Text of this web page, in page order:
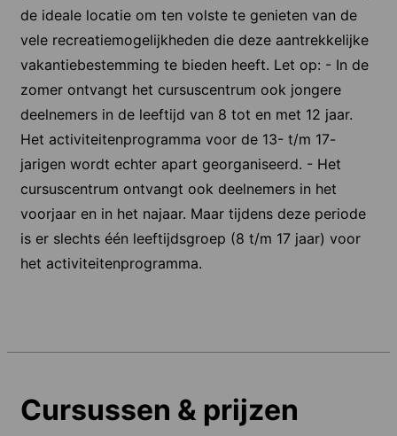
de ideale locatie om ten volste te genieten van de
vele recreatiemogelijkheden die deze aantrekkelijke
vakantiebestemming te bieden heeft. Let op: - In de
zomer ontvangt het cursuscentrum ook jongere
deelnemers in de leeftijd van 8 tot en met 12 jaar.
Het activiteitenprogramma voor de 13- t/m 17-
jarigen wordt echter apart georganiseerd. - Het
cursuscentrum ontvangt ook deelnemers in het
voorjaar en in het najaar. Maar tijdens deze periode
is er slechts één leeftijdsgroep (8 t/m 17 jaar) voor
het activiteitenprogramma.
Cursussen & prijzen